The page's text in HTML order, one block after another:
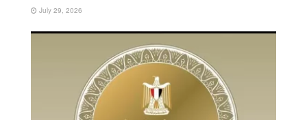
July 29, 2026